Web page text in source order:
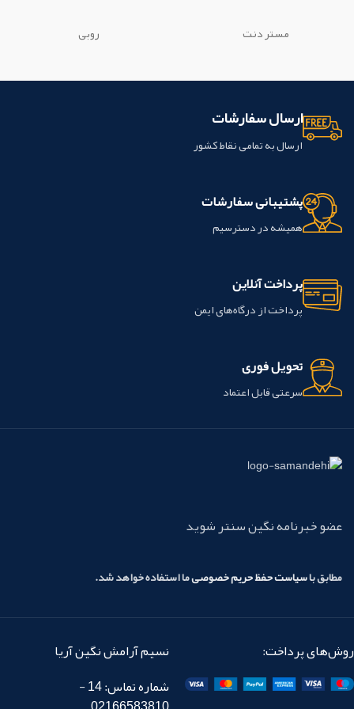
ایران می باشد.
آلمان می باشد.
مستر دنت روبی
ارسال سفارشات
ارسال به تمامی نقاط کشور
پشتیبانی سفارشات
همیشه در دسترسیم
پرداخت آنلاین
پرداخت از درگاه‌های ایمن
تحویل فوری
سرعتی قابل اعتماد
عضو خبرنامه نگین سنتر شوید
مطابق باسیاست حفظ حریم خصوصیما استفاده خواهد شد.
روش‌های پرداخت:
نسیم آرامش نگین آریا
شماره تماس: 14 -